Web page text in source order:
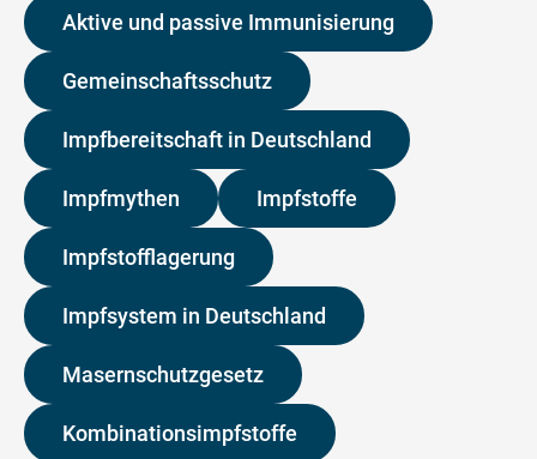
Aktive und passive Immunisierung
Gemeinschaftsschutz
Impfbereitschaft in Deutschland
Impfmythen Impfstoffe
Impfstofflagerung
Impfsystem in Deutschland
Masernschutzgesetz
Kombinationsimpfstoffe